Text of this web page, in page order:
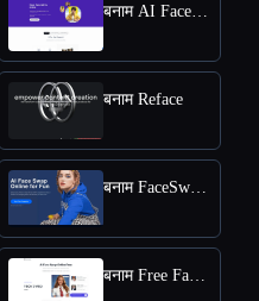
बनाम AI FaceSwap
बनाम Reface
बनाम FaceSwapper
बनाम Free Face Swap